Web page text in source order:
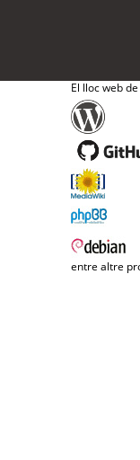
El lloc web
entre altre